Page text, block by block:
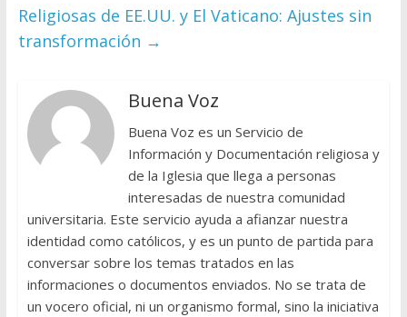
Religiosas de EE.UU. y El Vaticano: Ajustes sin
transformación →
Buena Voz
Buena Voz es un Servicio de
Información y Documentación religiosa y
de la Iglesia que llega a personas
interesadas de nuestra comunidad
universitaria. Este servicio ayuda a afianzar nuestra
identidad como católicos, y es un punto de partida para
conversar sobre los temas tratados en las
informaciones o documentos enviados. No se trata de
un vocero oficial, ni un organismo formal, sino la iniciativa